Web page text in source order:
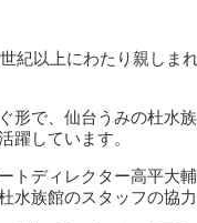
紀以上にわたり親しま
形で、仙台うみの杜水
躍しています。
トディレクター高平大
水族館のスタッフの協力